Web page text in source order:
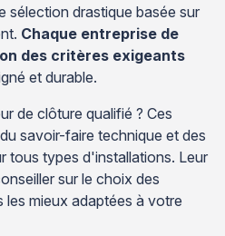
sélection drastique basée sur
Chaque entreprise de
des critères exigeants
et durable.
de clôture qualifié ? Ces
savoir-faire technique et des
tous types d'installations. Leur
sur le choix des
mieux adaptées à votre